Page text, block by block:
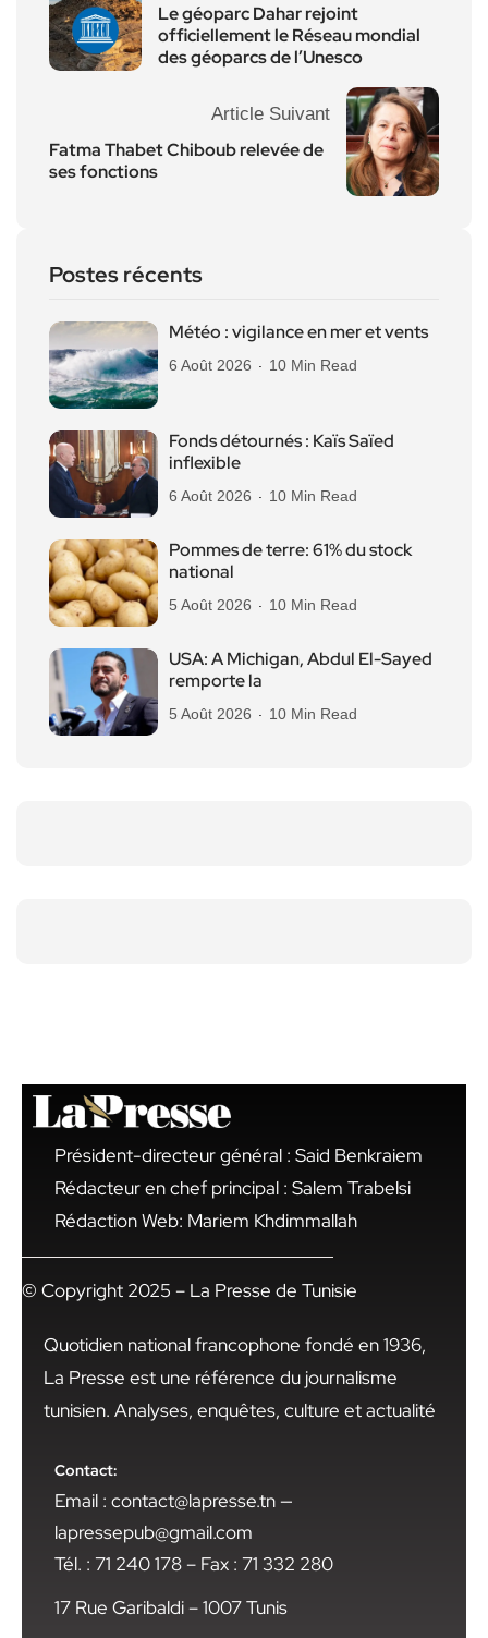
Le géoparc Dahar rejoint
officiellement le Réseau mondial
des géoparcs de l’Unesco
Article Suivant
Fatma Thabet Chiboub relevée de
ses fonctions
Postes récents
Météo : vigilance en mer et vents
6 Août 2026 10 Min Read
Fonds détournés : Kaïs Saïed
inflexible
6 Août 2026 10 Min Read
Pommes de terre: 61% du stock
national
5 Août 2026 10 Min Read
USA: A Michigan, Abdul El-Sayed
remporte la
5 Août 2026 10 Min Read
Président-directeur général : Said Benkraiem
Rédacteur en chef principal : Salem Trabelsi
Rédaction Web: Mariem Khdimmallah
© Copyright 2025 – La Presse de Tunisie
Quotidien national francophone fondé en 1936,
La Presse est une référence du journalisme
tunisien. Analyses, enquêtes, culture et actualité
Contact:
Email : contact@lapresse.tn —
lapressepub@gmail.com
Tél. : 71 240 178 – Fax : 71 332 280
17 Rue Garibaldi – 1007 Tunis